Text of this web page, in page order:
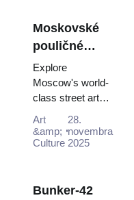
Moskovské
pouličné
umenie a
graffiti:
Sprievodca
mestskou
kultúrou s
2026)
Explore
Moscow's world-
class street art
Winzavod,
Flacon, Artplay
Mosco...
Art
&amp;
Culture
28.
novembra
2025
Bunker-42